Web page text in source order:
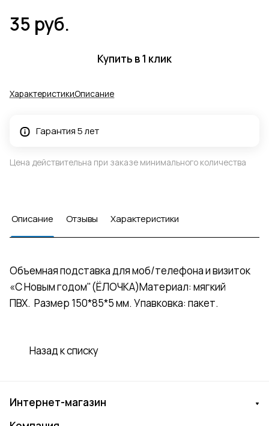
35 руб.
Купить в 1 клик
ХарактеристикиОписание
Гарантия 5 лет
Цена действительна при заказе минимального количества
Описание Отзывы Характеристики
Объемная подставка для моб/телефона и визиток
«С Новым годом"(ЁЛОЧКА)Материал: мягкий
ПВХ. Размер 150*85*5 мм. Упавковка: пакет.
Назад к списку
Интернет-магазин